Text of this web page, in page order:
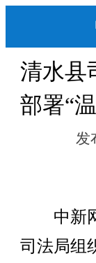
清水县
部署“
发
中新网
司法局组